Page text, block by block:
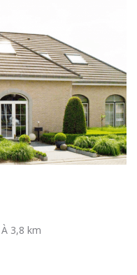
3,8 km